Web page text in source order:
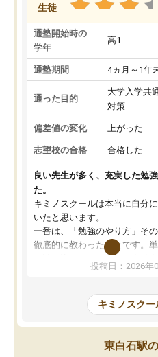
生徒
通塾開始時の
学年
高1
通塾期間 4ヵ月～1年
通った目的
大学入学共
対策
偏差値の変化 上がった
志望校の合格 合格した
良い先生が多く、充実した勉
た。
キミノスクールは本当に自分
いたと思います。
一番は、「勉強のやり方」そ
徹底的に教わったことです。
を詰め込むのではなく、自学自
慣が身につくよう並走してく
はなくなりました。
講師の方との距離も近く、親
チングのおかげで、停滞期もモ
ションを維持できました。「や
投稿日：2026年
キミノスク
東白石駅